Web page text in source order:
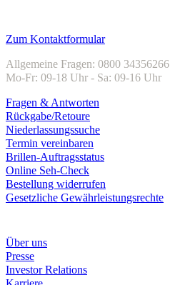
Zum Kontaktformular
Allgemeine Fragen: 0800 34356266
Mo-Fr: 09-18 Uhr - Sa: 09-16 Uhr
Fragen & Antworten
Rückgabe/Retoure
Niederlassungssuche
Termin vereinbaren
Brillen-Auftragsstatus
Online Seh-Check
Bestellung widerrufen
Gesetzliche Gewährleistungsrechte
Über uns
Presse
Investor Relations